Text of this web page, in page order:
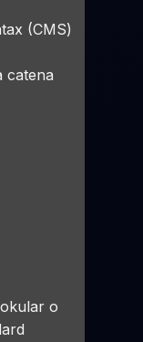
(CMS)
catena
okularo